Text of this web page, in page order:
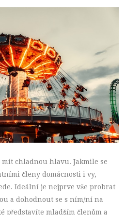
chladnou hlavu. Jakmile se
členy domácnosti i vy,
Ideální je nejprve vše probrat
a dohodnout se s ním/ní na
představíte mladším členům a